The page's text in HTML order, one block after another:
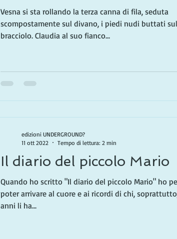
Vesna si sta rollando la terza canna di fila, seduta
scompostamente sul divano, i piedi nudi buttati sul
bracciolo. Claudia al suo fianco...
Il diario del piccolo Mario
Quando ho scritto "Il diario del piccolo Mario" ho
poter arrivare al cuore e ai ricordi di chi,
anni li ha...
edizioni UNDERGROUND?
11 ott 2022
Tempo di lettura: 2 min